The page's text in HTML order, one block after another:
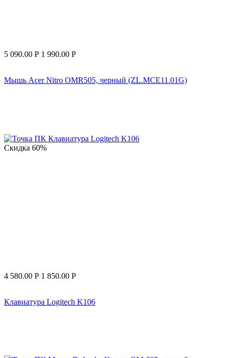
5 090.00 Р 1 990.00 Р
Мышь Acer Nitro OMR505, черный (ZL.MCE11.01G)
Скидка 60%
4 580.00 Р 1 850.00 Р
Клавиатура Logitech K106